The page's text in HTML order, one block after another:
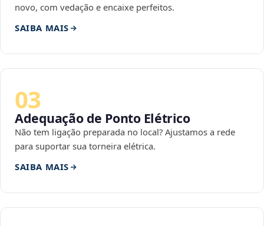
novo, com vedação e encaixe perfeitos.
SAIBA MAIS
03
Adequação de Ponto Elétrico
Não tem ligação preparada no local? Ajustamos a rede
para suportar sua torneira elétrica.
SAIBA MAIS